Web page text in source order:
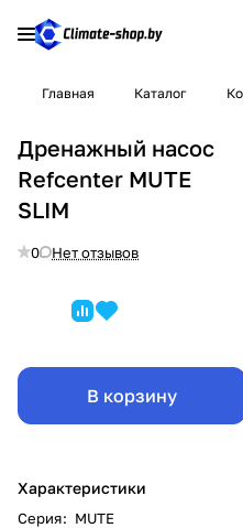
Главная Каталог
Дренажный насос
Refcenter MUTE
SLIM
0 Нет отзывов
В корзину
Характеристики
Серия: MUTE